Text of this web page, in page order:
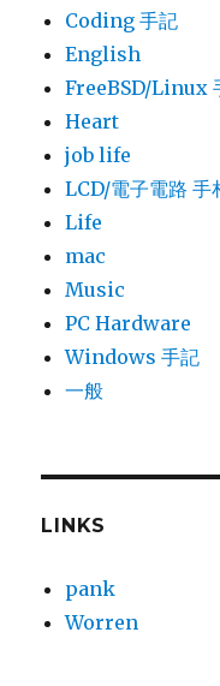
Coding 手記
English
FreeBSD/Linux
Heart
job life
LCD/電子電路 手
Life
mac
Music
PC Hardware
Windows 手記
一般
LINKS
pank
Worren